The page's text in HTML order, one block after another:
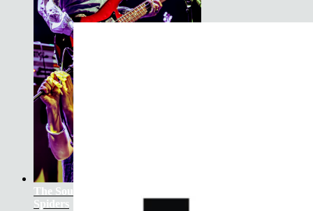
The Soundtrack Of Our Lives +
Spiders